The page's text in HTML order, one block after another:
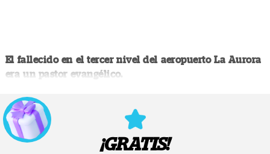
El fallecido en el tercer nivel del aeropuerto La Aurora
era un pastor evangélico.
¡GRATIS!